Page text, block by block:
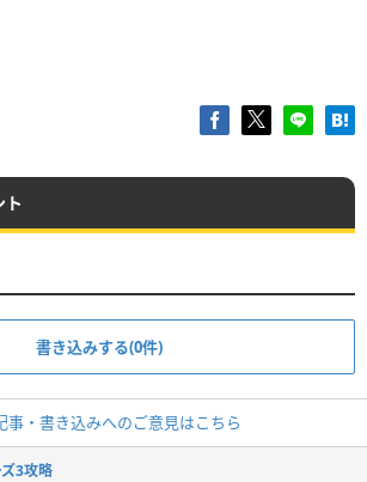
ト
書き込みする(0件)
事・書き込みへのご意見はこちら
3攻略